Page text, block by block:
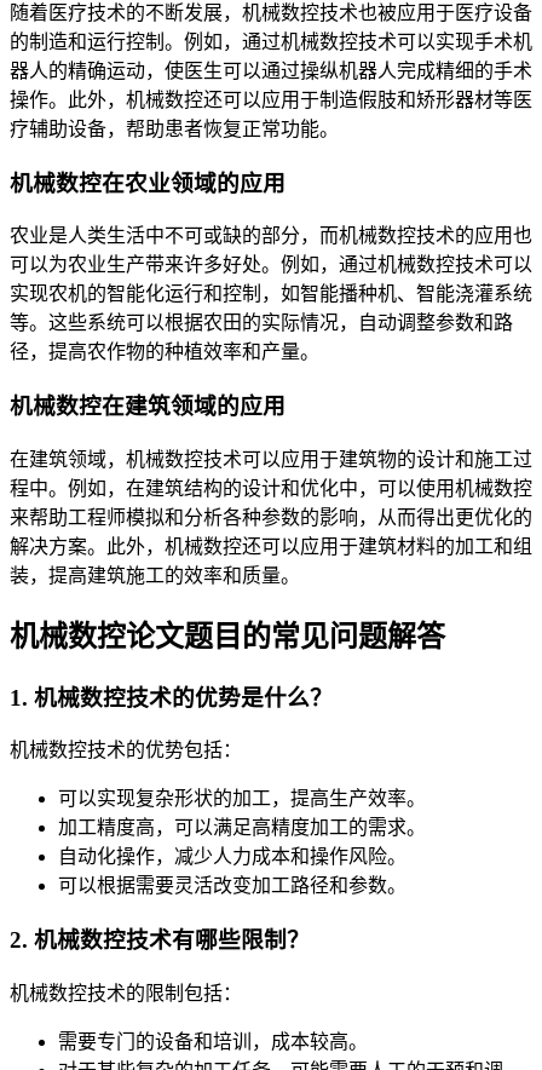
随着医疗技术的不断发展，机械数控技术也被应用于医疗设备
的制造和运行控制。例如，通过机械数控技术可以实现手术机
器人的精确运动，使医生可以通过操纵机器人完成精细的手术
操作。此外，机械数控还可以应用于制造假肢和矫形器材等医
疗辅助设备，帮助患者恢复正常功能。
机械数控在农业领域的应用
农业是人类生活中不可或缺的部分，而机械数控技术的应用也
可以为农业生产带来许多好处。例如，通过机械数控技术可以
实现农机的智能化运行和控制，如智能播种机、智能浇灌系统
等。这些系统可以根据农田的实际情况，自动调整参数和路
径，提高农作物的种植效率和产量。
机械数控在建筑领域的应用
在建筑领域，机械数控技术可以应用于建筑物的设计和施工过
程中。例如，在建筑结构的设计和优化中，可以使用机械数控
来帮助工程师模拟和分析各种参数的影响，从而得出更优化的
解决方案。此外，机械数控还可以应用于建筑材料的加工和组
装，提高建筑施工的效率和质量。
机械数控论文题目的常见问题解答
1. 机械数控技术的优势是什么？
机械数控技术的优势包括：
可以实现复杂形状的加工，提高生产效率。
加工精度高，可以满足高精度加工的需求。
自动化操作，减少人力成本和操作风险。
可以根据需要灵活改变加工路径和参数。
2. 机械数控技术有哪些限制？
机械数控技术的限制包括：
需要专门的设备和培训，成本较高。